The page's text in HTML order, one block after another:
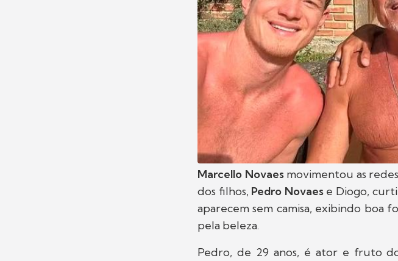
Marcello Novaesmovimentou as
dos filhos, Pedro Novaes e Diogo,
aparecem sem camisa, exibindo boa
pela beleza.
Pedro, de 29 anos, é ator e fruto